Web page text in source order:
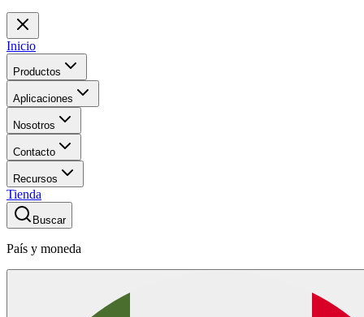
Inicio
Productos
Aplicaciones
Nosotros
Contacto
Recursos
Tienda
Buscar
País y moneda